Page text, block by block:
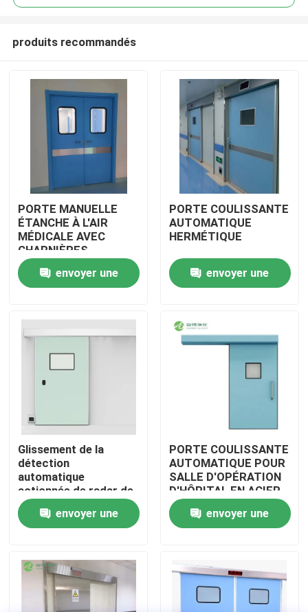
Maison
Produits
Visite d'usine
Contrôle de qualité
Nouvelles
Cas
Théâtre modulaire d'opération
Pièce propre modulaire
produits recommandés
PORTE MANUELLE
ÉTANCHE À L'AIR
MÉDICALE AVEC
CHARNIÈRES
envoyer une
PORTE COULISSANTE
AUTOMATIQUE
HERMÉTIQUE
envoyer une
Glissement de la
détection
automatique
actionnée de radar de
contrôle électrique de
porte d'hôpital
envoyer une
PORTE COULISSANTE
AUTOMATIQUE POUR
SALLE D'OPÉRATION
D'HÔPITAL EN ACIER
INOXYDABLE AMBER
envoyer une